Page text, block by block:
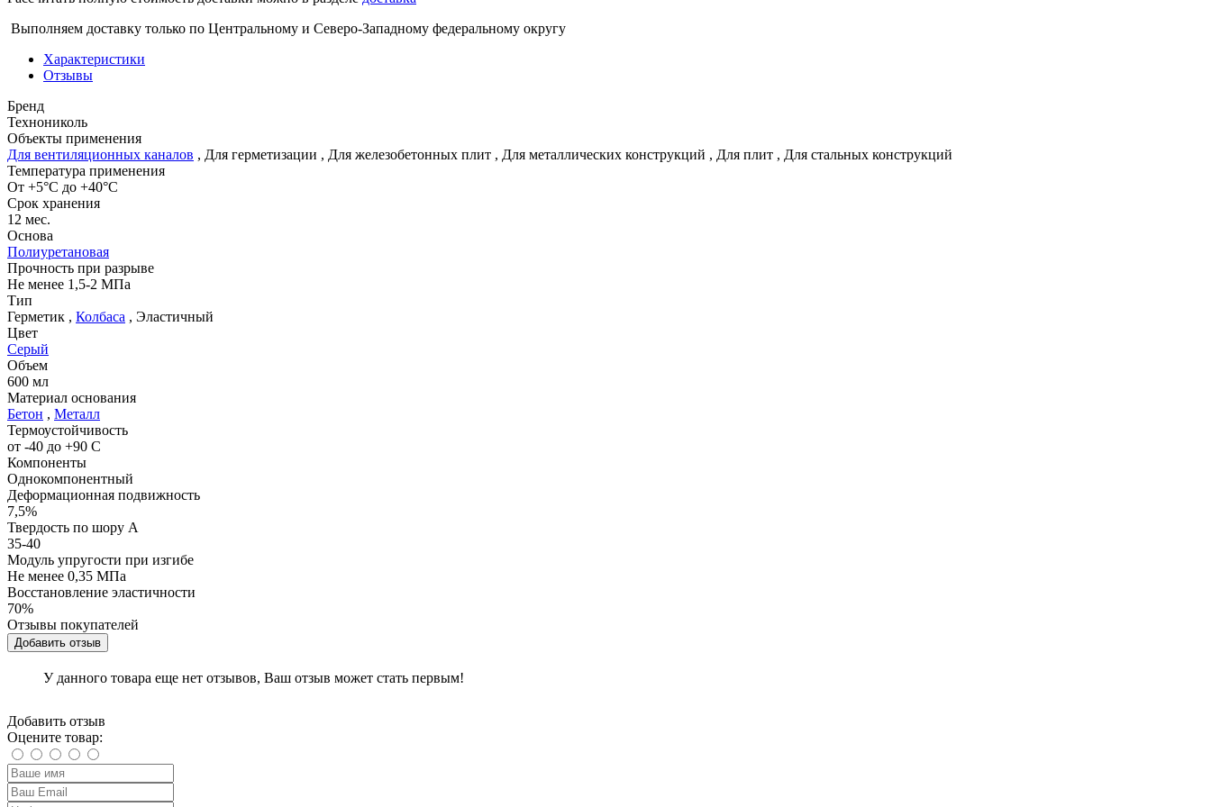
Выполняем доставку только по Центральному и Северо-Западному федеральному округу
Характеристики
Отзывы
Бренд
Технониколь
Объекты применения
Для вентиляционных каналов , Для герметизации , Для железобетонных плит , Для металлических конструкций , Для плит , Для стальных конструкций
Температура применения
От +5°С до +40°С
Срок хранения
12 мес.
Основа
Полиуретановая
Прочность при разрыве
Не менее 1,5-2 МПа
Тип
Герметик , Колбаса , Эластичный
Цвет
Серый
Объем
600 мл
Материал основания
Бетон , Металл
Термоустойчивость
от -40 до +90 С
Компоненты
Однокомпонентный
Деформационная подвижность
7,5%
Твердость по шору А
35-40
Модуль упругости при изгибе
Не менее 0,35 МПа
Восстановление эластичности
70%
Отзывы покупателей
Добавить отзыв
У данного товара еще нет отзывов, Ваш отзыв может стать первым!
Добавить отзыв
Оцените товар: